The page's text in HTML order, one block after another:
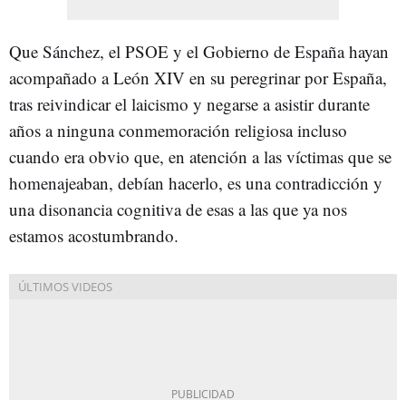
Que Sánchez, el PSOE y el Gobierno de España hayan
acompañado a León XIV en su peregrinar por España,
tras reivindicar el laicismo y negarse a asistir durante
años a ninguna conmemoración religiosa incluso
cuando era obvio que, en atención a las víctimas que se
homenajeaban, debían hacerlo, es una contradicción y
una disonancia cognitiva de esas a las que ya nos
estamos acostumbrando.